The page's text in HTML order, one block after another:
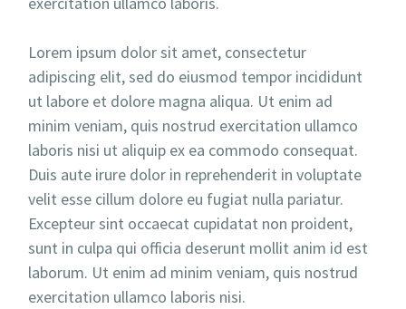
Lorem ipsum dolor sit amet, consectetur
adipiscing elit, sed do eiusmod tempor incididunt
ut labore et dolore magna aliqua. Ut enim ad
minim veniam, quis nostrud exercitation ullamco
laboris nisi ut aliquip ex ea commodo consequat.
Duis aute irure dolor in reprehenderit in voluptate
velit esse cillum dolore eu fugiat nulla pariatur.
Excepteur sint occaecat cupidatat non proident,
sunt in culpa qui officia deserunt mollit anim id est
laborum. Ut enim ad minim veniam, quis nostrud
exercitation ullamco laboris nisi.